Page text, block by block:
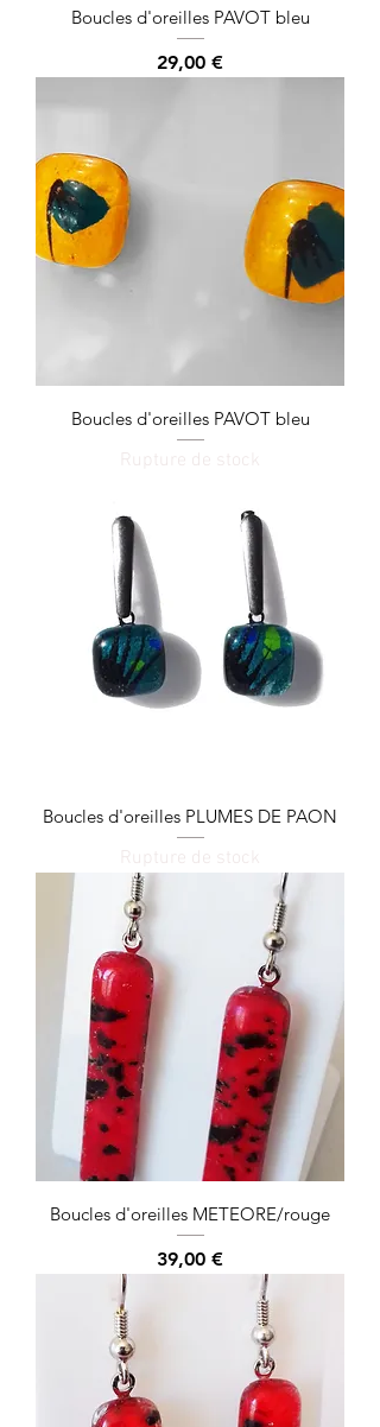
Boucles d'oreilles PAVOT bleu
Prix
29,00 €
Boucles d'oreilles PAVOT bleu
Rupture de stock
Boucles d'oreilles PLUMES DE PAON
Rupture de stock
Boucles d'oreilles METEORE/rouge
Prix
39,00 €